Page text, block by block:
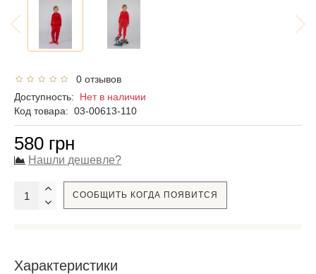
0 отзывов
Доступность: Нет в наличии
Код товара: 03-00613-110
580 грн
Нашли дешевле?
СООБЩИТЬ КОГДА ПОЯВИТСЯ
Характеристики